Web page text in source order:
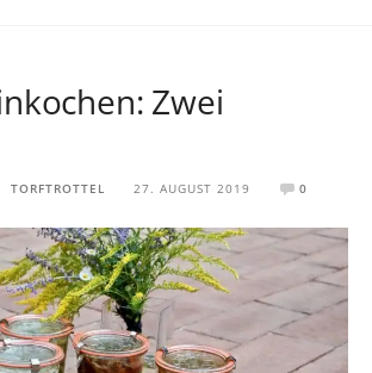
Zwei
TORFTROTTEL 27. AUGUST 2019 0